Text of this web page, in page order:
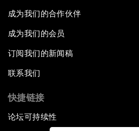
成为我们的合作伙伴
成为我们的会员
订阅我们的新闻稿
联系我们
快捷链接
论坛可持续性